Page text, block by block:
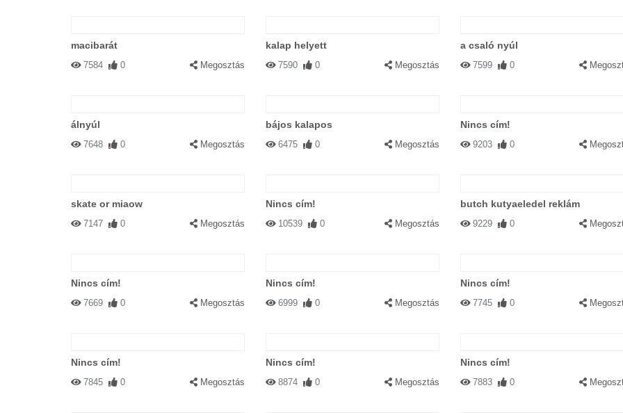
Két fa közül a pad alá esik.
macibarát
7584 0 Megosztás
kalap helyett
7590 0 Megosztás
a csaló nyúl
7599 0
álnyúl
7648 0 Megosztás
bájos kalapos
6475 0 Megosztás
Nincs cím!
9203 0
skate or miaow
7147 0 Megosztás
Nincs cím!
10539 0 Megosztás
butch kutyaeledel reklám
9229 0
Nincs cím!
7669 0 Megosztás
Nincs cím!
6999 0 Megosztás
Nincs cím!
7745 0
Nincs cím!
7845 0 Megosztás
Nincs cím!
8874 0 Megosztás
Nincs cím!
7883 0